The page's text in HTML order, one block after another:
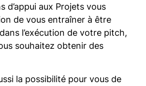
d’appui aux Projets vous
de vous entraîner à être
l’exécution de votre pitch,
souhaitez obtenir des
la possibilité pour vous de